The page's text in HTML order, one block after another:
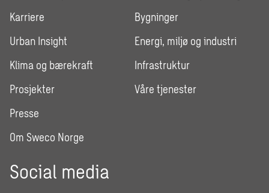
Karriere
Urban Insight
Klima og bærekraft
Prosjekter
Presse
Om Sweco Norge
Bygninger
Energi, miljø og industri
Infrastruktur
Våre tjenester
Social media